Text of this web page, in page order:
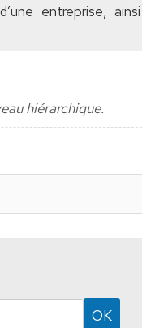
entreprise,
hiérarchique.